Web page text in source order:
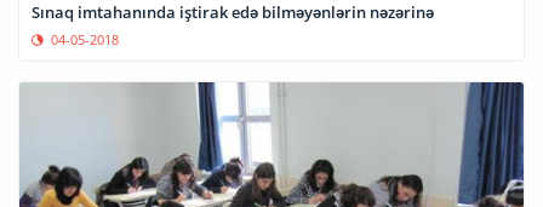
Sınaq imtahanında iştirak edə bilməyənlərin nəzərinə
04-05-2018